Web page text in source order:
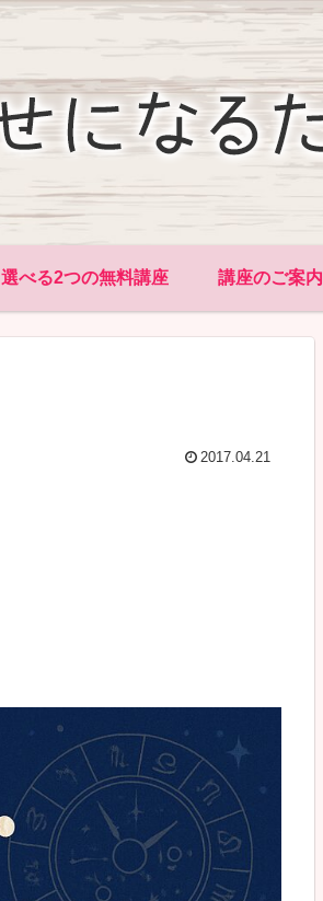
選べる2つの無料講座 講座のご案内
2017.04.21